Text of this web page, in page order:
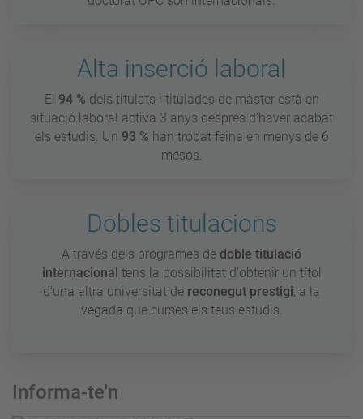
Alta inserció laboral
El 94 % dels titulats i titulades de màster està en
situació laboral activa 3 anys després d’haver acabat
els estudis. Un 93 % han trobat feina en menys de 6
mesos.
Dobles titulacions
A través dels programes de doble titulació
internacional tens la possibilitat d'obtenir un títol
d'una altra universitat de reconegut prestigi, a la
vegada que curses els teus estudis.
Informa-te'n